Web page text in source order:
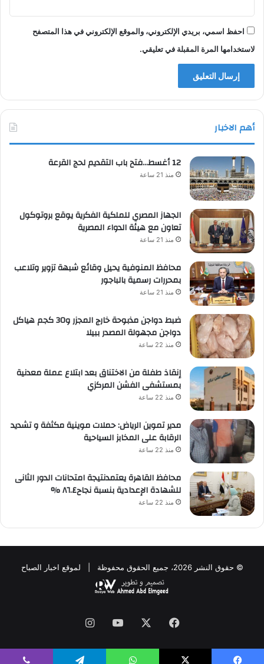
احفظ اسمي، بريدي الإلكتروني، والموقع الإلكتروني في هذا المتصفح
لاستخدامها المرة المقبلة في تعليقي.
أهم الاخبار
12 أغسط…فتح باب التقديم لحج القرعة
منذ 21 ساعة
الجهاز المصري للملكية الفكرية يوقع بروتوكول
تعاون مع هيئة الدواء المصرية
منذ 21 ساعة
محافظ المنوفية يحيل وقائع شبهة تزوير وتلاعب
بمحررات رسمية بالباجور
منذ 21 ساعة
ضبط دواجن مذبوحة خارج المجزر و30 كجم هياكل
دواجن مجهولة المصدر ببيلا
منذ 22 ساعة
إنقاذ طفلة من الاختناق بعد ابتلاع عملة معدنية
بمستشفى الفشن المركزي
منذ 22 ساعة
مدير تموين الرياض: حملات موينية مكثفة و تشديد
الرقابة على المخابز السياحية
منذ 22 ساعة
محافظ القاهرة يعتمدنتيجة امتحانات الدور الثانى
للشهادة الإعدادية بنسبة نجاح٨٦.٤ %
منذ 22 ساعة
© حقوق النشر 2026، جميع الحقوق محفوظة | لموقع اخبار الصباح
فيسبوك ‫YouTubeانستقرام